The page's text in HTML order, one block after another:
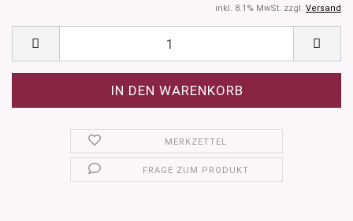
inkl. 8.1% MwSt. zzgl. Versand
MERKZETTEL
FRAGE ZUM PRODUKT